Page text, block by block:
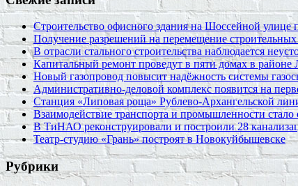
Строительство офисного здания на Шоссейной
Получение разрешений на перемещение
В отрасли стального строительства наблюдается
Капитальный ремонт проведут в пяти домах в районе
Новый газопровод повысит надёжность системы
Административно-деловой комплекс появится на
Станция «Липовая роща» Рублево-Архангельской
Взаимодействие транспорта и промышленности
В ТиНАО реконструировали и построили 28
Театр-студию «Грань» построят в Новокуйбышевске
Рубрики